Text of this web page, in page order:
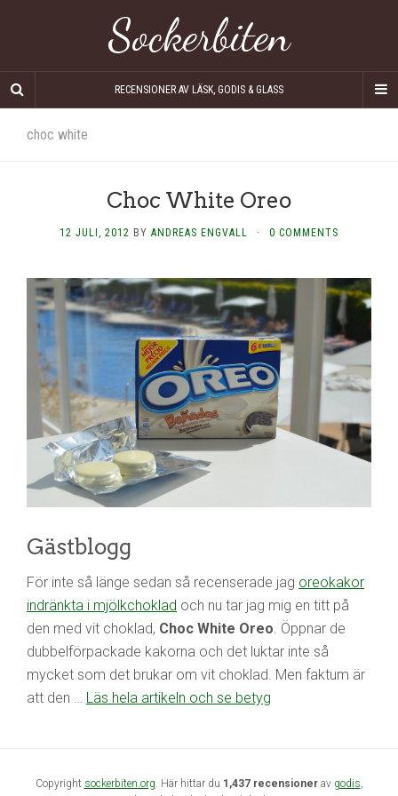
Sockerbiten
RECENSIONER AV LÄSK, GODIS & GLASS
choc white
Choc White Oreo
12 JULI, 2012 BY ANDREAS ENGVALL · 0 COMMENTS
Gästblogg
För inte så länge sedan så recenserade jag oreokakor
indränkta i mjölkchoklad och nu tar jag mig en titt på
den med vit choklad, Choc White Oreo. Öppnar de
dubbelförpackade kakorna och det luktar inte så
mycket som det brukar om vit choklad. Men faktum är
att den … Läs hela artikeln och se betyg
Copyright sockerbiten.org. Här hittar du 1,437 recensionerav godis,